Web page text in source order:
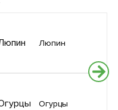
Люпин
Огурцы